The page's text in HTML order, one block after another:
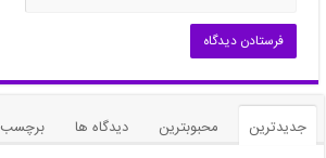
جدیدترین محبوبترین دیدگاه ها
برچسب